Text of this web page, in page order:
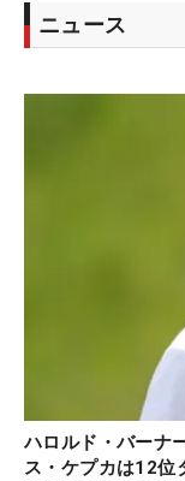
ニュース
ハロルド・バーナ
ス・ケプカは12位